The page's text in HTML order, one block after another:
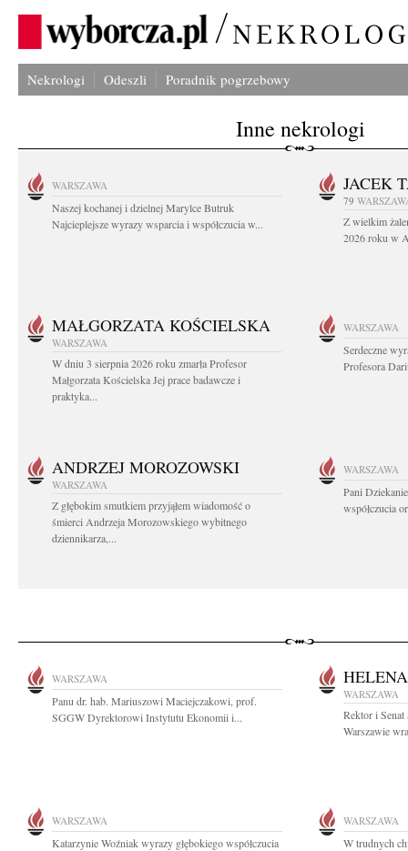
Nekrologi Odeszli Poradnik pogrzebowy
Inne nekrologi
WARSZAWA
Naszej kochanej i dzielnej Marylce Butruk
Najcieplejsze wyrazy wsparcia i współczucia w...
JACEK
79
Z wielkim
2026 roku w
MAŁGORZATA KOŚCIELSKA
WARSZAWA
W dniu 3 sierpnia 2026 roku zmarła Profesor
Małgorzata Kościelska Jej prace badawcze i
praktyka...
WARSZAWA
Serdeczne
Profesora
ANDRZEJ MOROZOWSKI
WARSZAWA
Z głębokim smutkiem przyjąłem wiadomość o
śmierci Andrzeja Morozowskiego wybitnego
dziennikarza,...
WARSZAWA
Pani
współczucia
WARSZAWA
Panu dr. hab. Mariuszowi Maciejczakowi, prof.
SGGW Dyrektorowi Instytutu Ekonomii i...
WARSZAWA
Rektor i
Warszawie
WARSZAWA
Katarzynie Woźniak wyrazy głębokiego współczucia
WARSZAWA
W trudnych